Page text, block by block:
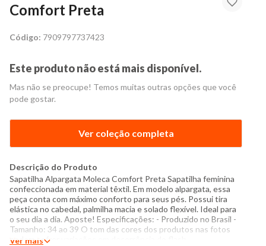
Comfort Preta
Código: 7909797737423
Este produto não está mais disponível.
Mas não se preocupe! Temos muitas outras opções que você
pode gostar.
Ver coleção completa
Descrição do Produto
Sapatilha Alpargata Moleca Comfort Preta Sapatilha feminina
confeccionada em material têxtil. Em modelo alpargata, essa
peça conta com máximo conforto para seus pés. Possui tira
elástica no cabedal, palmilha macia e solado flexível. Ideal para
o seu dia a dia. Aposte! Especificações: - Produzido no Brasil -
Tamanho: 34 ao 39 O tom das cores dos produtos nas fotos
podem sofrer variações em decorrência do flash.
Ver mais